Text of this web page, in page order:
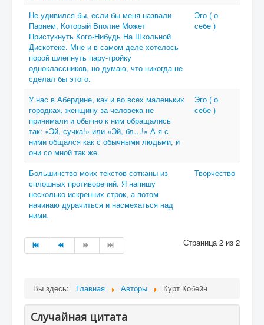
Не удивился бы, если бы меня назвали
Парнем, Который Вполне Может
Пристукнуть Кого-Нибудь На Школьной
Дискотеке. Мне и в самом деле хотелось
порой шлепнуть пару-тройку
одноклассников, но думаю, что никогда не
сделал бы этого.
Эго ( о
себе )
У нас в Абердине, как и во всех маленьких
городках, женщину за человека не
принимали и обычно к ним обращались
так: «Эй, сучка!» или «Эй, бл…!» А я с
ними общался как с обычными людьми, и
они со мной так же.
Эго ( о
себе )
Большинство моих текстов сотканы из
сплошных противоречий. Я напишу
несколько искренних строк, а потом
начинаю дурачиться и насмехаться над
ними.
Творчество
Страница 2 из 2
Вы здесь: Главная Авторы Курт Кобейн
Случайная цитата